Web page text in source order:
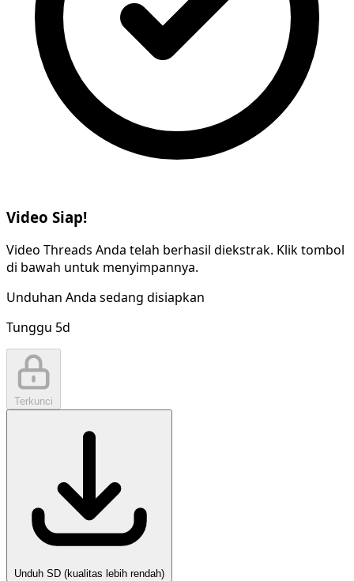
Video Siap!
Video Threads Anda telah berhasil diekstrak. Klik tombol
di bawah untuk menyimpannya.
Unduhan Anda sedang disiapkan
Tunggu 5d
Terkunci
Unduh SD (kualitas lebih rendah)